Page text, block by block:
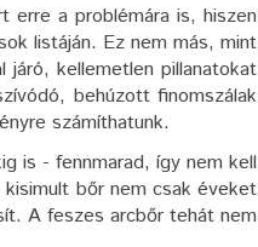
erre a problémára is, hiszen
listáján. Ez nem más, mint
kellemetlen pillanatokat
behúzott finomszálak
számíthatunk.
is - fennmarad, így nem kell
bőr nem csak éveket
A feszes arcbőr tehát nem